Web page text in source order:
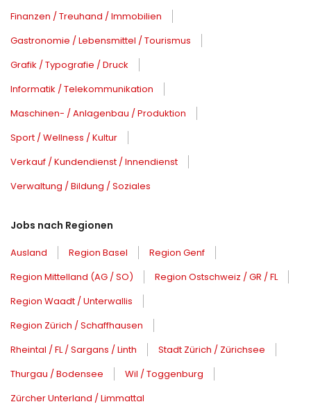
Finanzen / Treuhand / Immobilien
Gastronomie / Lebensmittel / Tourismus
Grafik / Typografie / Druck
Informatik / Telekommunikation
Maschinen- / Anlagenbau / Produktion
Sport / Wellness / Kultur
Verkauf / Kundendienst / Innendienst
Verwaltung / Bildung / Soziales
Jobs nach Regionen
Ausland Region Basel
Region Genf
Region Mittelland (AG / SO)
Region Ostschweiz / GR / FL
Region Waadt / Unterwallis
Region Zürich / Schaffhausen
Rheintal / FL / Sargans / Linth
Stadt Zürich / Zürichsee
Thurgau / Bodensee
Wil / Toggenburg
Zürcher Unterland / Limmattal